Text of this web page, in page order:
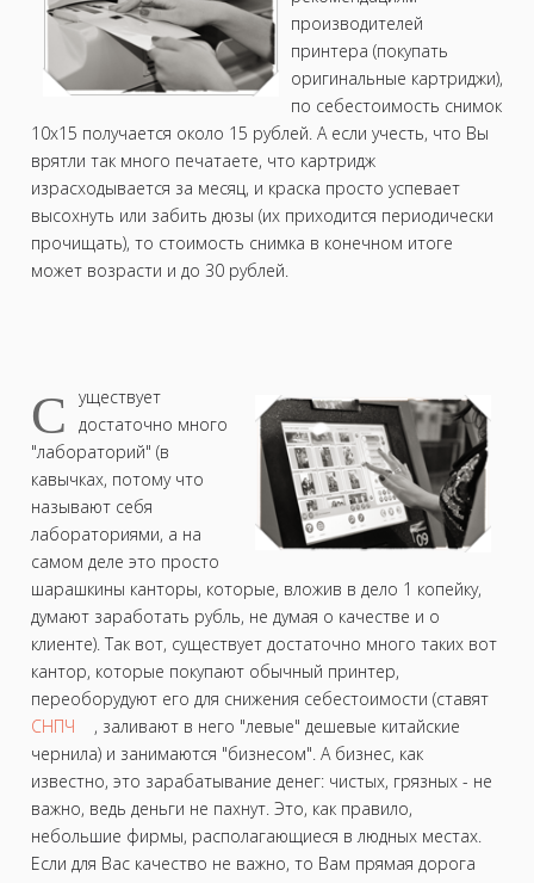
производителей
принтера (покупать
оригинальные картриджи),
по себестоимость снимок
10х15 получается около 15 рублей. А если учесть, что Вы
врятли так много печатаете, что картридж
израсходывается за месяц, и краска просто успевает
высохнуть или забить дюзы (их приходится периодически
прочищать), то стоимость снимка в конечном итоге
может возрасти и до 30 рублей.
С
уществует
достаточно много
"лабораторий" (в
кавычках, потому что
называют себя
лабораториями, а на
самом деле это просто
шарашкины канторы, которые, вложив в дело 1 копейку,
думают заработать рубль, не думая о качестве и о
клиенте). Так вот, существует достаточно много таких вот
кантор, которые покупают обычный принтер,
переоборудуют его для снижения себестоимости (ставят
СНПЧ
, заливают в него "левые" дешевые китайские
чернила) и занимаются "бизнесом". А бизнес, как
известно, это зарабатывание денег: чистых, грязных - не
важно, ведь деньги не пахнут. Это, как правило,
небольшие фирмы, располагающиеся в людных местах.
Если для Вас качество не важно, то Вам прямая дорога